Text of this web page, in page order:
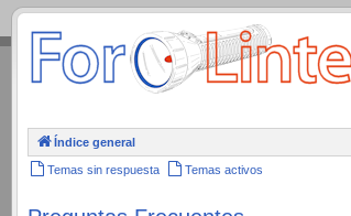
.
Índice general
Temas sin respuesta Temas activos